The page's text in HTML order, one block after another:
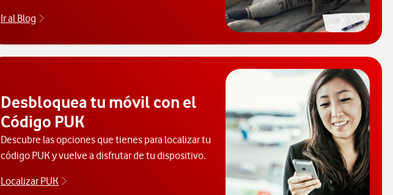
Ir al Blog
Descubre el blog de Ayuda. Abrir ventana modal
Desbloquea tu móvil con el
Código PUK
Descubre las opciones que tienes para localizar tu
código PUK y vuelve a disfrutar de tu dispositivo.
Localizar PUK
Para poder consultar el código PUK y desbloquear el móvil. Abre ventana